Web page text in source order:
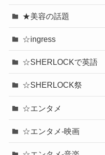
★美容の話題
☆ingress
☆SHERLOCKで英語
☆SHERLOCK祭
☆エンタメ
☆エンタメ-映画